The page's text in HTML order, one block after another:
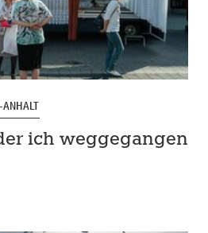
ANHALT
ich weggegangen